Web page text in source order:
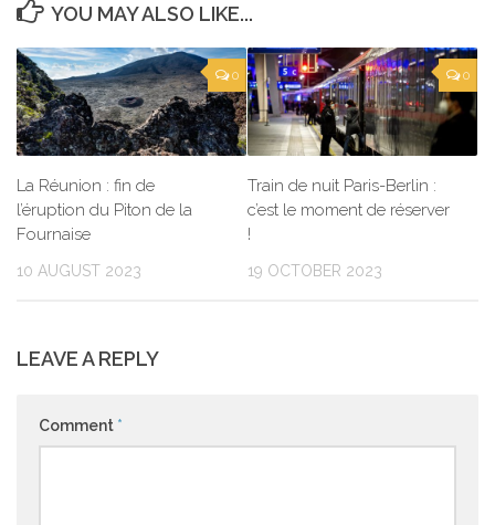
YOU MAY ALSO LIKE...
0
La Réunion : fin de
l’éruption du Piton de la
Fournaise
10 AUGUST 2023
0
Train de nuit Paris-Berlin :
c’est le moment de réserver
!
19 OCTOBER 2023
LEAVE A REPLY
Comment *